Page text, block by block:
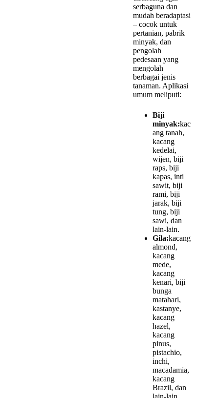
serbaguna dan
mudah beradaptasi
– cocok untuk
pertanian, pabrik
minyak, dan
pengolah
pedesaan yang
mengolah
berbagai jenis
tanaman. Aplikasi
umum meliputi:
Biji
minyak:kac
ang tanah,
kacang
kedelai,
wijen, biji
raps, biji
kapas, inti
sawit, biji
rami, biji
jarak, biji
tung, biji
sawi, dan
lain-lain.
Gila:kacang
almond,
kacang
mede,
kacang
kenari, biji
bunga
matahari,
kastanye,
kacang
hazel,
kacang
pinus,
pistachio,
inchi,
macadamia,
kacang
Brazil, dan
lain-lain.